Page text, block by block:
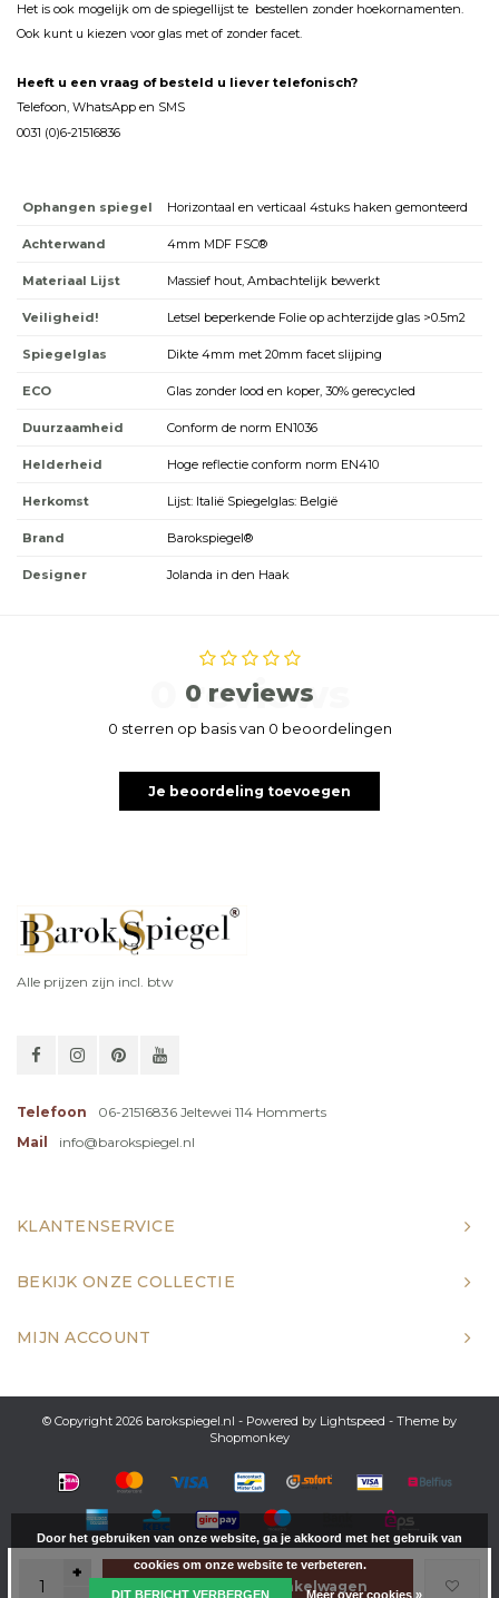
+
Toevoegen aan winkelwagen
Het is ook mogelijk om de spiegellijst te bestellen zonder hoekornamenten.
Ook kunt u kiezen voor glas met of zonder facet.
Heeft u een vraag of besteld u liever telefonisch?
Telefoon, WhatsApp en SMS
0031 (0)6-21516836
Ophangen spiegel Horizontaal en verticaal 4stuks haken gemonteerd
Achterwand 4mm MDF FSC®
Materiaal Lijst Massief hout, Ambachtelijk bewerkt
Veiligheid! Letsel beperkende Folie op achterzijde glas >0.5m2
Spiegelglas Dikte 4mm met 20mm facet slijping
ECO Glas zonder lood en koper, 30% gerecycled
Duurzaamheid Conform de norm EN1036
Helderheid Hoge reflectie conform norm EN410
Herkomst Lijst: Italië Spiegelglas: België
Brand Barokspiegel®
Designer Jolanda in den Haak
0 reviews
0 reviews
0 sterren op basis van 0 beoordelingen
Je beoordeling toevoegen
Alle prijzen zijn incl. btw
Telefoon
06-21516836 Jeltewei 114 Hommerts
Mail
info@barokspiegel.nl
KLANTENSERVICE
BEKIJK ONZE COLLECTIE
MIJN ACCOUNT
© Copyright 2026 barokspiegel.nl - Powered by Lightspeed - Theme by
Shopmonkey
Door het gebruiken van onze website, ga je akkoord met het gebruik van
cookies om onze website te verbeteren.
DIT BERICHT VERBERGEN Meer over cookies »